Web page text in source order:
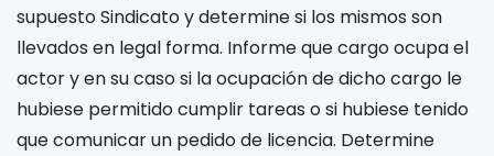
supuesto Sindicato y determine si los mismos son
llevados en legal forma. Informe que cargo ocupa el
actor y en su caso si la ocupación de dicho cargo le
hubiese permitido cumplir tareas o si hubiese tenido
que comunicar un pedido de licencia. Determine